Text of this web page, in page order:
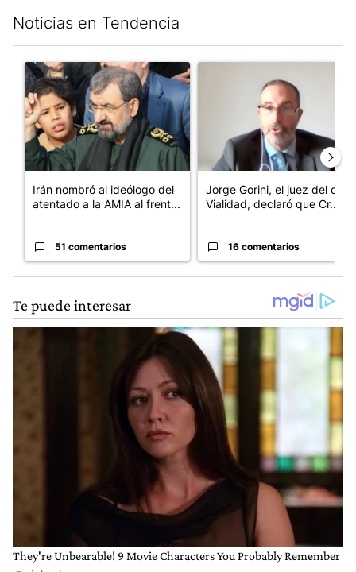
Noticias en Tendencia
Un artículo de tendencia con el título "Irán nombró al ideólogo
Irán nombró al ideólogo del
atentado a la AMIA al frent...
51 comentarios
Jorge Gorini, el juez del caso
Vialidad, declaró que Cr...
16 comentarios